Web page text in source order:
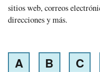
sitios web, correos
direcciones y más.
A B C